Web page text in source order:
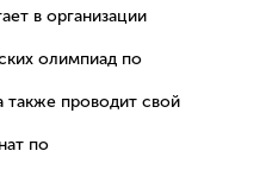
в организации
олимпиад по
проводит свой
по